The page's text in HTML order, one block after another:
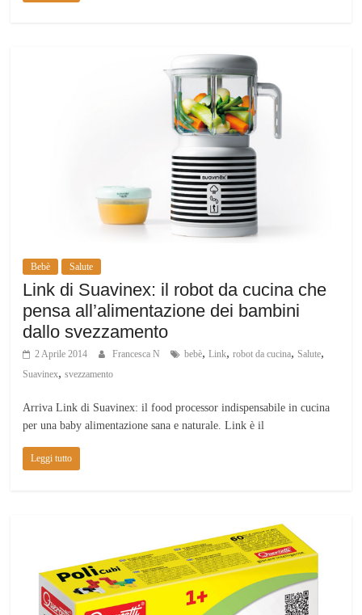
Bebè Salute
Link di Suavinex: il robot da cucina che
pensa all’alimentazione dei bambini
dallo svezzamento
2 Aprile 2014 Francesca N bebè,Link,robot da cucina, Salute,
Suavinex,svezzamento
Arriva Link di Suavinex: il food processor indispensabile in cucina
per una baby alimentazione sana e naturale. Link è il
Leggi tutto